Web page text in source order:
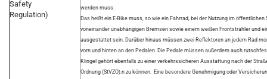
Safety
Regulation)
werden muss.
Das heißt ein E-Bike muss, so wie ein Fahrrad, bei der Nutzung im öffentlichen
voneinander unabhängigen Bremsen sowie einem weißen Frontstrahler und
ausgestattet sein. Darüber hinaus müssen zwei Reflektoren an jedem Rad
vorn und hinten an den Pedalen. Die Pedale müssen außerdem auch
Klingel gehört ebenfalls zu einer verkehrssicheren Ausstattung nach der
Ordnung (StVZO).n zu können. Eine besondere Genehmigung oder